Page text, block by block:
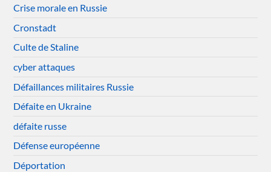
Crise morale en Russie
Cronstadt
Culte de Staline
cyber attaques
Défaillances militaires Russie
Défaite en Ukraine
défaite russe
Défense européenne
Déportation